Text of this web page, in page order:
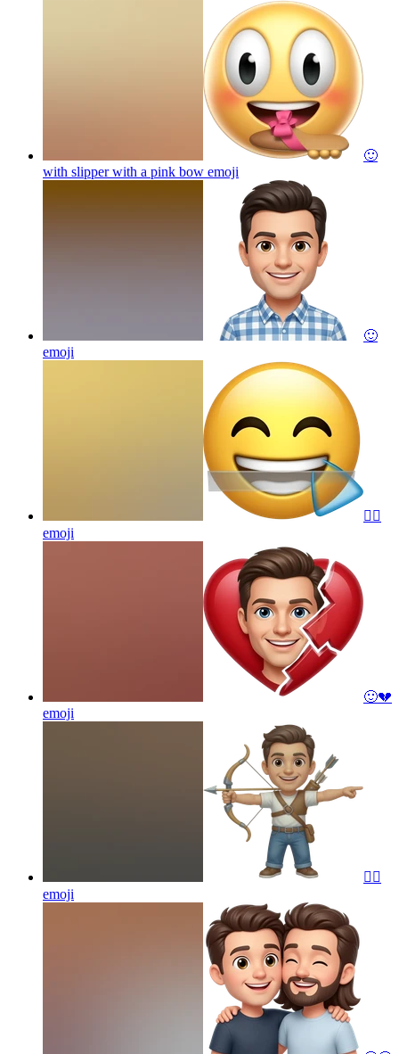
🙂
with slipper with a pink bow emoji
🙂
emoji
🙂‍↔️
emoji
🙂💔
emoji
🙂‍↔️
emoji